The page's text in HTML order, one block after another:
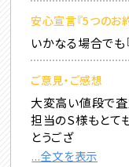
安心宣言『5つのお
いかなる場合でも
ご意見・ご感想
大変高い値段で査
担当のS様もとて
とうござ
...全文を表示